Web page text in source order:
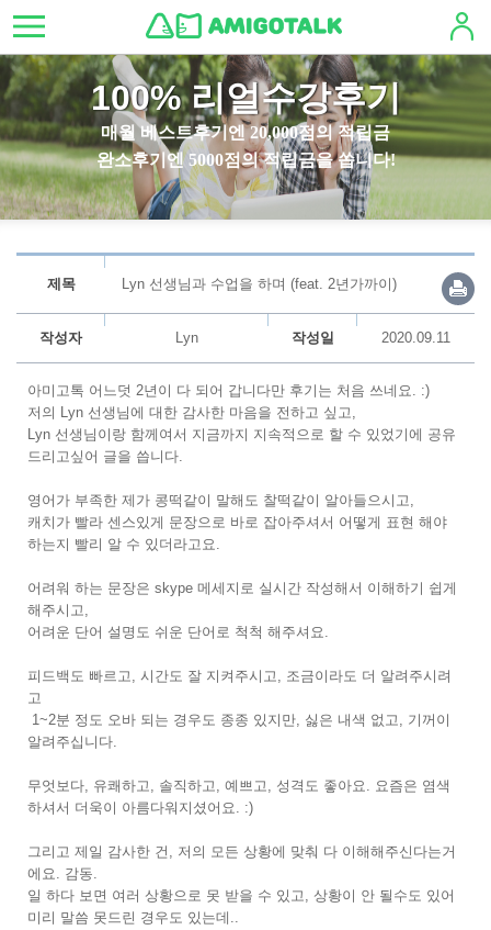
100% 리얼수강후기
매월 베스트후기엔 20,000점의 적립금
완소후기엔 5000점의 적립금을 쏩니다!
제목 Lyn 선생님과 수업을 하며 (feat. 2년가까이)
작성자 Lyn 작성일 2020.09.11
아미고톡 어느덧 2년이 다 되어 갑니다만 후기는 처음 쓰네요. :)
저의 Lyn 선생님에 대한 감사한 마음을 전하고 싶고,
Lyn 선생님이랑 함께여서 지금까지 지속적으로 할 수 있었기에 공유
드리고싶어 글을 씁니다.
영어가 부족한 제가 콩떡같이 말해도 찰떡같이 알아들으시고,
캐치가 빨라 센스있게 문장으로 바로 잡아주셔서 어떻게 표현 해야
하는지 빨리 알 수 있더라고요.
어려워 하는 문장은 skype 메세지로 실시간 작성해서 이해하기 쉽게
해주시고,
어려운 단어 설명도 쉬운 단어로 척척 해주셔요.
피드백도 빠르고, 시간도 잘 지켜주시고, 조금이라도 더 알려주시려
고
1~2분 정도 오바 되는 경우도 종종 있지만, 싫은 내색 없고, 기꺼이
알려주십니다.
무엇보다, 유쾌하고, 솔직하고, 예쁘고, 성격도 좋아요. 요즘은 염색
하셔서 더욱이 아름다워지셨어요. :)
그리고 제일 감사한 건, 저의 모든 상황에 맞춰 다 이해해주신다는거
에요. 감동.
일 하다 보면 여러 상황으로 못 받을 수 있고, 상황이 안 될수도 있어
미리 말씀 못드린 경우도 있는데..